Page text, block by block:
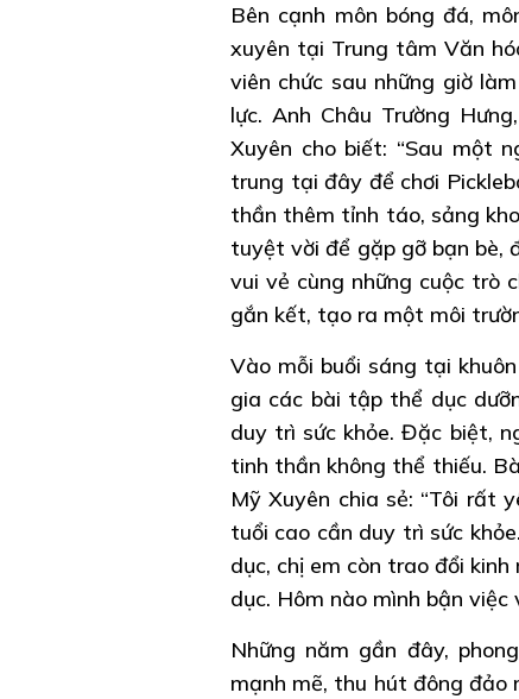
Bên cạnh môn bóng đá,
xuyên tại Trung tâm Văn
viên chức sau những giờ
lực. Anh Châu Trường
Xuyên cho biết: “Sau một
trung tại đây để chơi
thần thêm tỉnh táo, sảng
tuyệt vời để gặp gỡ bạn bè,
vui vẻ cùng những cuộc trò
gắn kết, tạo ra một môi
Vào mỗi buổi sáng tại
gia các bài tập thể dục
duy trì sức khỏe. Đặc biệt,
tinh thần không thể thiếu.
Mỹ Xuyên chia sẻ: “Tôi rất
tuổi cao cần duy trì sức
dục, chị em còn trao đổi
dục. Hôm nào mình bận
Những năm gần đây,
mạnh mẽ, thu hút đông đảo